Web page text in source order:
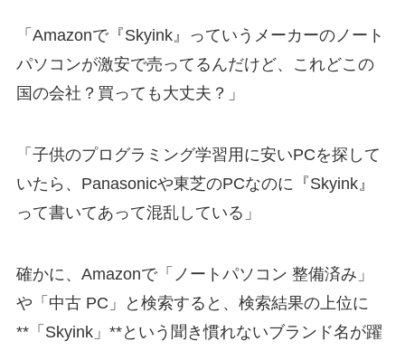
「Amazonで『Skyink』っていうメーカーのノート
パソコンが激安で売ってるんだけど、これどこの
国の会社？買っても大丈夫？」
「子供のプログラミング学習用に安いPCを探して
いたら、Panasonicや東芝のPCなのに『Skyink』
って書いてあって混乱している」
確かに、Amazonで「ノートパソコン 整備済み」
や「中古 PC」と検索すると、検索結果の上位に
**「Skyink」**という聞き慣れないブランド名が躍